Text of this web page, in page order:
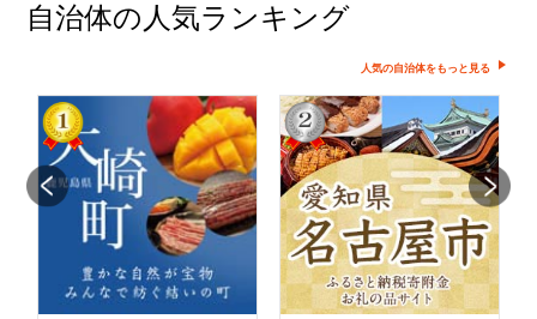
自治体の人気ランキング
人気の自治体をもっと見る